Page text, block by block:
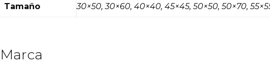
Tamaño 30×50, 30×60, 40×40, 45×45, 50×50, 50×70,
Marca